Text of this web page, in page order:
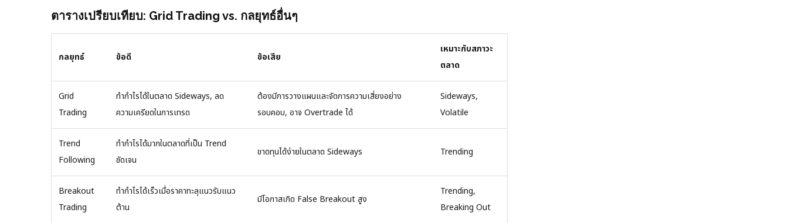
ตารางเปรียบเทียบ: Grid Trading vs. กลยุทธ์อื่นๆ
กลยุทธ์ ข้อดี ข้อเสีย
เหมาะกับสภาวะ
ตลาด
Grid
Trading
ทำกำไรได้ในตลาด Sideways, ลด
ความเครียดในการเทรด
ต้องมีการวางแผนและจัดการความเสี่ยงอย่าง
รอบคอบ, อาจ Overtrade ได้
Sideways,
Volatile
Trend
Following
ทำกำไรได้มากในตลาดที่เป็น Trend
ชัดเจน
ขาดทุนได้ง่ายในตลาด Sideways Trending
Breakout
Trading
ทำกำไรได้เร็วเมื่อราคาทะลุแนวรับแนว
ต้าน
มีโอกาสเกิด False Breakout สูง
Trending,
Breaking Out